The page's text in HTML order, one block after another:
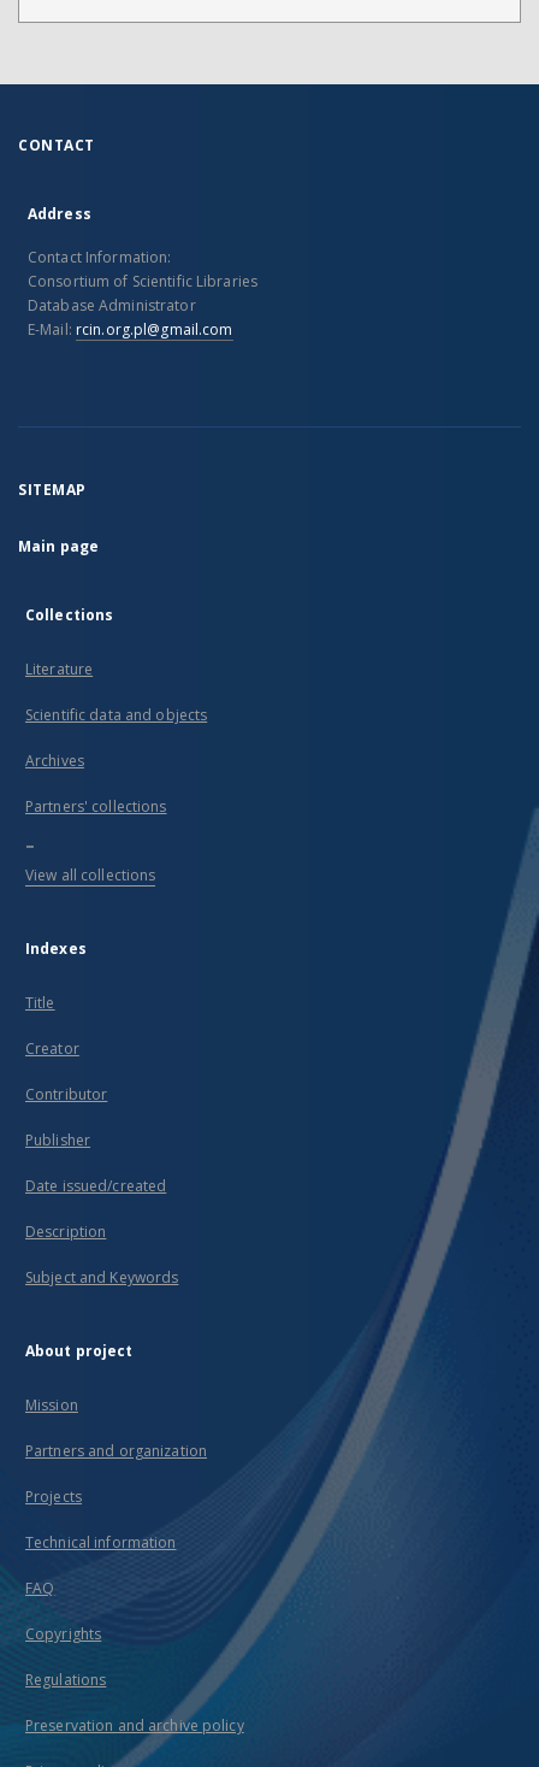
CONTACT
Address
Contact Information:
Consortium of Scientific Libraries
Database Administrator
E-Mail: rcin.org.pl@gmail.com
SITEMAP
Main page
Collections
Literature
Scientific data and objects
Archives
Partners' collections
...
View all collections
Indexes
Title
Creator
Contributor
Publisher
Date issued/created
Description
Subject and Keywords
About project
Mission
Partners and organization
Projects
Technical information
FAQ
Copyrights
Regulations
Preservation and archive policy